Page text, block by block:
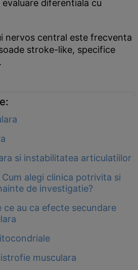
diferentiala cu
nervos central este frecventa
stroke-like, specifice
si instabilitatea articulatiilor
alegi clinica potrivita si
de investigatie?
ce au ca efecte secundare
musculara